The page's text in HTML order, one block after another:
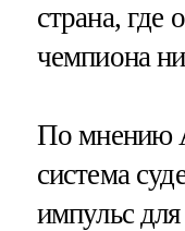
страна, где
чемпиона
По мнению
система
импульс